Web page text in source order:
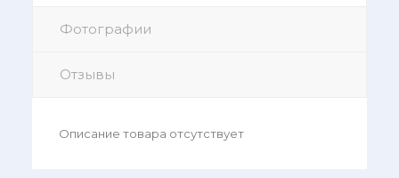
Фотографии
Отзывы
Описание товара отсутствует